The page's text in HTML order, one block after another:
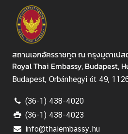
ท
ย
ก
ร
ะ
ร
ว
ง
สถานเอกอัครราชทูต ณ กรุงบูดาเปส
Royal Thai Embassy, Budapest,
Budapest, Orbánhegyi út 49,
(36-1) 438-4020
(36-1) 438-4023
info@thaiembassy.hu